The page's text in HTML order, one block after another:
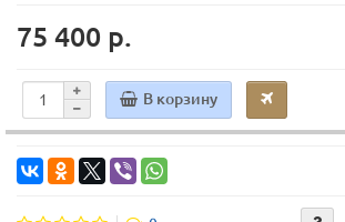
75 400 р.
В корзину